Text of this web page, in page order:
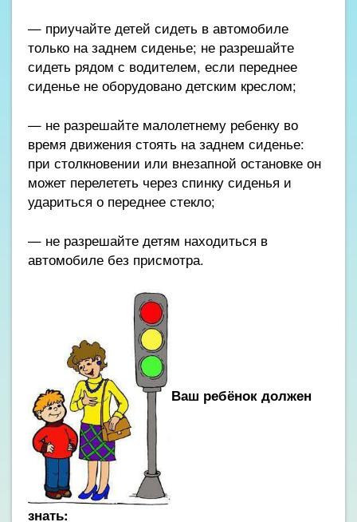
— приучайте детей сидеть в автомобиле
только на заднем сиденье; не разрешайте
сидеть рядом с водителем, если переднее
сиденье не оборудовано детским креслом;
— не разрешайте малолетнему ребенку во
время движения стоять на заднем сиденье:
при столкновении или внезапной остановке он
может перелететь через спинку сиденья и
удариться о переднее стекло;
— не разрешайте детям находиться в
автомобиле без присмотра.
Ваш ребёнок должен
знать: